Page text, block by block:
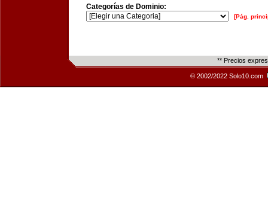
Categorías de Dominio:
[Pág.
** Precios
© 2002/2022 Solo10.com